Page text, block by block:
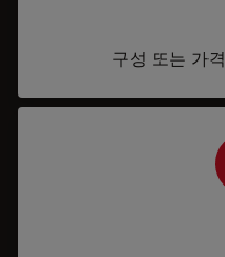
구성 또는 가